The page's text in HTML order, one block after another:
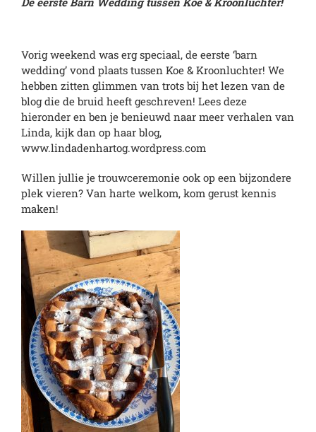
Vorig weekend was erg speciaal, de eerste ‘barn
wedding’ vond plaats tussen Koe & Kroonluchter! We
hebben zitten glimmen van trots bij het lezen van de
blog die de bruid heeft geschreven! Lees deze
hieronder en ben je benieuwd naar meer verhalen van
Linda, kijk dan op haar blog,
www.lindadenhartog.wordpress.com
Willen jullie je trouwceremonie ook op een bijzondere
plek vieren? Van harte welkom, kom gerust kennis
maken!